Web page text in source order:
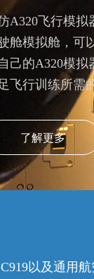
A320飞行模拟
舱模拟舱，可
己的A320模拟
飞行训练所需
了解更多
以及通用